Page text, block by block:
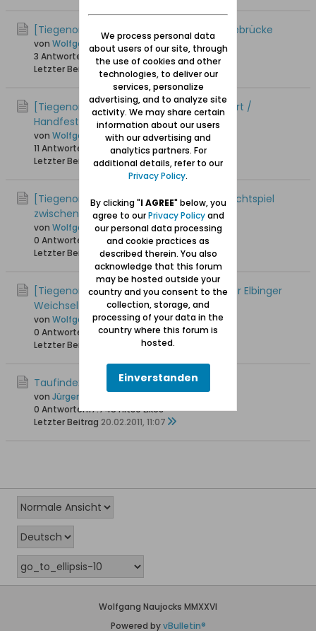
[Tiegenort / Tujsk] LKW-Verkehr auf Hebebrücke
von Wolfgang
3 Antworten
15.639 Hits
0 Likes
Letzter Beitrag
22.04.2015, 10:46
[Tiegenort / Tujsk] 665 Jahrfeier Tiegenort /
Handfeste Tiegenort
von Wolfgang
11 Antworten
20.546 Hits0 Likes
Letzter Beitrag18.06.2014, 11:54
[Tiegenort / Tujsk] 1782: Tiegenort im Machtspiel
zwischen Danzig und Preußen
von Wolfgang
0 Antworten
18.753 Hits0 Likes
Letzter Beitrag
03.03.2014, 09:46
[Tiegenort/Tujsk]Tragischer Unfall auf der Elbinger
Weichsel
von Wolfgang
0 Antworten
16.269 Hits0 Likes
Letzter Beitrag
03.05.2013, 22:36
Taufindex 1685 bis 1702 Tiegenort/Tujsk
von Jürgen Albrecht
0 Antworten17.745 Hits0 Likes
Letzter Beitrag 20.02.2011, 11:07
Wolfgang Naujocks MMXXVI
Powered byvBulletin®
We process personal data
about users of our site, through
the use of cookies and other
technologies, to deliver our
services, personalize
advertising, and to analyze site
activity. We may share certain
information about our users
with our advertising and
analytics partners. For
additional details, refer to our
Privacy Policy.
By clicking "I AGREE" below, you
agree to ourPrivacy Policyand
our personal data processing
and cookie practices as
described therein. You also
acknowledge that this forum
may be hosted outside your
country and you consent to the
collection, storage, and
processing of your data in the
country where this forum is
hosted.
Einverstanden